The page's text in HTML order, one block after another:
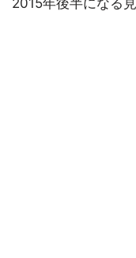
2015年後半になる